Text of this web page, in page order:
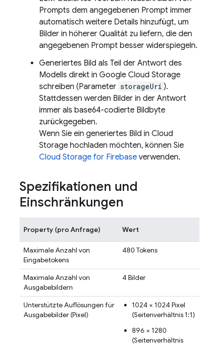
Prompts dem angegebenen Prompt immer
automatisch weitere Details hinzufügt, um
Bilder in höherer Qualität zu liefern, die den
angegebenen Prompt besser widerspiegeln.
Generiertes Bild als Teil der Antwort des
Modells direkt in Google Cloud Storage
schreiben (Parameter storageUri ).
Stattdessen werden Bilder in der Antwort
immer als base64-codierte Bildbyte
zurückgegeben.
Wenn Sie ein generiertes Bild in Cloud
Storage hochladen möchten, können Sie
Cloud Storage for Firebase verwenden.
Spezifikationen und
Einschränkungen
Property (pro Anfrage) Wert
Maximale Anzahl von
Eingabetokens
480 Tokens
Maximale Anzahl von
Ausgabebildern
4 Bilder
Unterstützte Auflösungen für
Ausgabebilder (Pixel)
1024 × 1024 Pixel
(Seitenverhältnis 1:1)
896 × 1280
(Seitenverhältnis